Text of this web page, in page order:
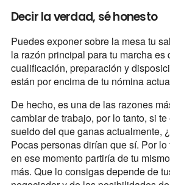
Decir la verdad, sé honesto
Puedes exponer sobre la mesa tu
la razón principal para tu marcha es
cualificación, preparación y
están por encima de tu nómina
De hecho, es una de las razones
cambiar de trabajo, por lo tanto, si
sueldo del que ganas actualmente,
Pocas personas dirían que sí. Por
en ese momento partiría de tu
más. Que lo consigas depende de